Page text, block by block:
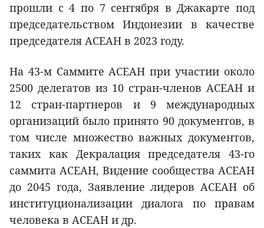
прошли с 4 по 7 сентября в Джакарте под
председательством Индонезии в качестве
председателя АСЕАН в 2023 году.
На 43-м Саммите АСЕАН при участии около
2500 делегатов из 10 стран-членов АСЕАН и
12 стран-партнеров и 9 международных
организаций было принято 90 документов, в
том числе множество важных документов,
таких как Декралация председателя 43-го
саммита АСЕАН, Видение сообщества АСЕАН
до 2045 года, Заявление лидеров АСЕАН об
институционализации диалога по правам
человека в АСЕАН и др.